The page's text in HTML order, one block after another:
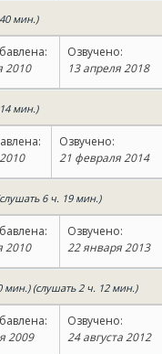
мин.)
2010
Озвучено:
13 апреля 2018
мин.)
Озвучено:
21 февраля 2014
6 ч. 19 мин.)
2010
Озвучено:
22 января 2013
мин.) (слушать 2 ч. 12 мин.)
2009
Озвучено:
24 августа 2012